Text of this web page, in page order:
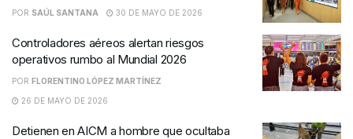
POR SAÚL SANTANA 30 DE MAYO DE 2026
Controladores aéreos alertan riesgos
operativos rumbo al Mundial 2026
POR FLORENTINO LÓPEZ MARTÍNEZ
26 DE MAYO DE 2026
Detienen en AICM a hombre que ocultaba